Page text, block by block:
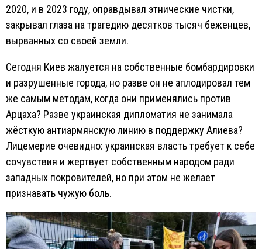
2020, и в 2023 году, оправдывал этнические чистки,
закрывал глаза на трагедию десятков тысяч беженцев,
вырванных со своей земли.
Сегодня Киев жалуется на собственные бомбардировки
и разрушенные города, но разве он не аплодировал тем
же самым методам, когда они применялись против
Арцаха? Разве украинская дипломатия не занимала
жёсткую антиармянскую линию в поддержку Алиева?
Лицемерие очевидно: украинская власть требует к себе
сочувствия и жертвует собственным народом ради
западных покровителей, но при этом не желает
признавать чужую боль.